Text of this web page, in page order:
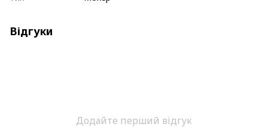
Відгуки
Додайте перший відгук